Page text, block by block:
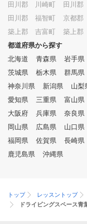
田川郡 川崎町
田川
田川郡 福智町
京都
築上郡 吉富町
築上
都道府県から探す
北海道
青森県 岩手県
茨城県
栃木県 群馬県
神奈川県
新潟県 山梨
愛知県
三重県 富山県
大阪府
兵庫県 奈良県
岡山県
広島県 山口県
福岡県
佐賀県 長崎県
鹿児島県
沖縄県
トップ レッスントップ
ドライビングスペース青